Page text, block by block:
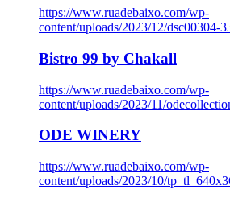
https://www.ruadebaixo.com/wp-
content/uploads/2023/12/dsc00304-
Bistro 99 by Chakall
https://www.ruadebaixo.com/wp-
content/uploads/2023/11/
ODE WINERY
https://www.ruadebaixo.com/wp-
content/uploads/2023/10/